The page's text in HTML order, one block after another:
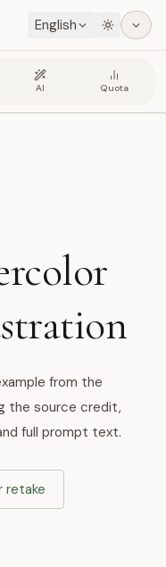
English
AI Quota
from the
the source credit,
full prompt text.
retake